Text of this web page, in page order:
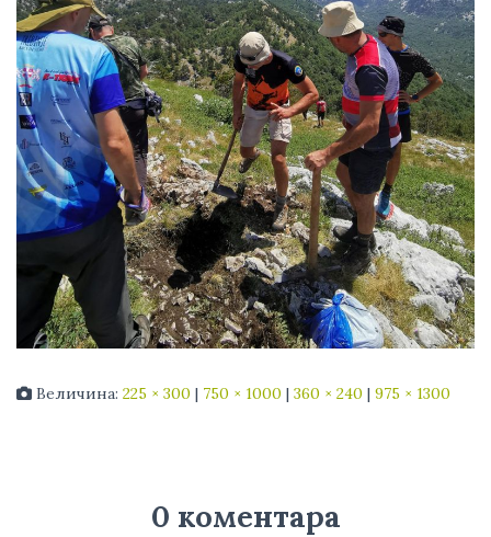
Величина: 225 × 300 | 750 × 1000 | 360 × 240 | 975 × 1300
0 коментара